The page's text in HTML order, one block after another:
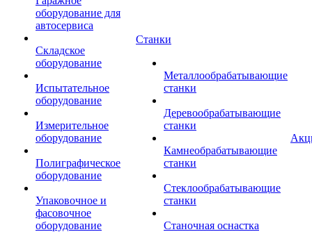
оборудование для
автосервиса
Складское
оборудование
Испытательное
оборудование
Измерительное
оборудование
Полиграфическое
оборудование
Упаковочное и
фасовочное
оборудование
Станки
Металлообрабатывающие
станки
Деревообрабатывающие
станки
Камнеобрабатывающие
станки
Стеклообрабатывающие
станки
Станочная оснастка